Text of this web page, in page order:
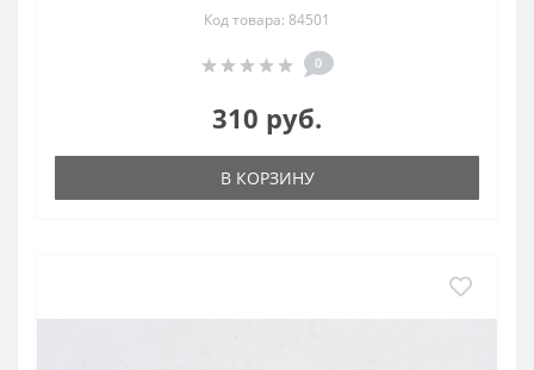
Код товара: 84501
0
310 руб.
В КОРЗИНУ